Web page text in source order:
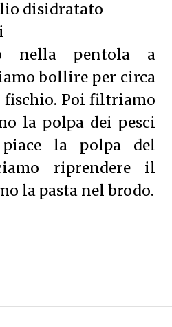
disidratato
nella pentola a
bollire per circa
fischio. Poi filtriamo
la polpa dei pesci
la polpa del
riprendere il
la pasta nel brodo.